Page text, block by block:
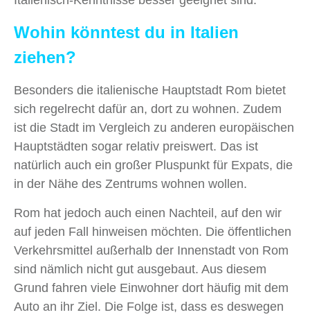
Wohin könntest du in Italien
ziehen?
Besonders die italienische Hauptstadt Rom bietet
sich regelrecht dafür an, dort zu wohnen. Zudem
ist die Stadt im Vergleich zu anderen europäischen
Hauptstädten sogar relativ preiswert. Das ist
natürlich auch ein großer Pluspunkt für Expats, die
in der Nähe des Zentrums wohnen wollen.
Rom hat jedoch auch einen Nachteil, auf den wir
auf jeden Fall hinweisen möchten. Die öffentlichen
Verkehrsmittel außerhalb der Innenstadt von Rom
sind nämlich nicht gut ausgebaut. Aus diesem
Grund fahren viele Einwohner dort häufig mit dem
Auto an ihr Ziel. Die Folge ist, dass es deswegen